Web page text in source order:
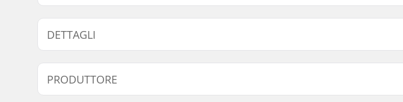
DETTAGLI
Serie sterzo headset:
Integrato 1 1/8"
Compatibile con:
Tipo di cuscinetto:
Sigillato
PRODUTTORE